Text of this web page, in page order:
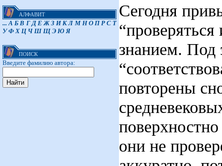
АЛФАВИТ
... А Б В Г Д Е Ж З И К Л М Н О П Р С Т
У Ф Х Ц Ч Ш Щ Э Ю Я
ПОИСК
Введите фамилию автора:
Сегодня
знанием. Под
повторены
они не